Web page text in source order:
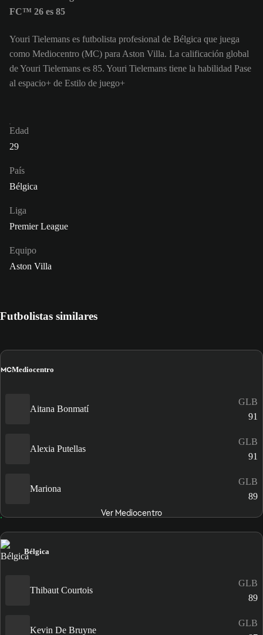
FC™ 26 es 85
Youri Tielemans es futbolista profesional de Bélgica que juega
como Mediocentro (MC) para Aston Villa. La calificación global
de Youri Tielemans es 85. Youri Tielemans tiene la habilidad Pase
al espacio+ de Estilo de juego+
Edad
29
País
Bélgica
Liga
Premier League
Equipo
Aston Villa
Futbolistas similares
MCMediocentro
Aitana Bonmatí
GLB
91
Alexia Putellas
GLB
91
Mariona
GLB
89
Ver Mediocentro
Bélgica
Thibaut Courtois
GLB
89
Kevin De Bruyne
GLB